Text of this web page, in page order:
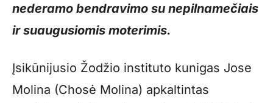
nederamo bendravimo su nepilnamečiais
ir suaugusiomis moterimis.
Įsikūnijusio Žodžio instituto kunigas Jose
Molina (Chosė Molina) apkaltintas